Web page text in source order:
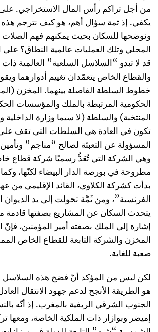
من أجل تراكم رأس المال الاستخراجي. على
يكفي. إذ ثمة سؤال أهم، هو كيف نترجم هذه
ونوضحها للسكان بحيث يمكنهم فهم الصلات
المحلي وتلك العمليات عالمية النطاق؟
قد لا تبدو “السلاسل السلعية” العالمية ذات
والقطاع الخاص يتعمّدان تغييم أدوارهما
خطوط السلطة الفاصلة بينهما. المخزن
الحكومية المرتبطة بالملك والمؤسسات
المنتخبة) والسلطة (لا سيما وزارة الداخلية
تكون في العادة هي السلطات التي تقف
المسؤولة عن التعبئة لصالح “مناجم” وتأمين
وهي الشركة التي تُعَدُّ رسميًا شركة قطاع
مطروحة في بورصة الدار البيضاء لكنّها، وكما
بدأت كشركة الكلاوي، القائد الإقليمي من
الفرنسية”، ومن ثَمَّة تحولت إلى يد الديوان
يتحدث السكان عن المشاريع بصفتها قادمة
إشارة إلى الملك بصفته أمير المؤمنين، فإنّ
المخزن والشركة التابعة للقطاع الخاص
صعبة للغاية.
لكن ليس من المؤكد أنّ فضح هذه السلاسل
هو الطريقة الأنجح لدعم جهود الانتقال
الجنوب الشرقي الريفية بالمغرب. إذ أنّه
إميضر وبوازار ذات الملكية الخاصة، ومعها